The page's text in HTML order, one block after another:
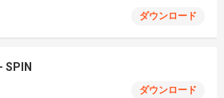
ダウンロード
SPIN
ダウンロード